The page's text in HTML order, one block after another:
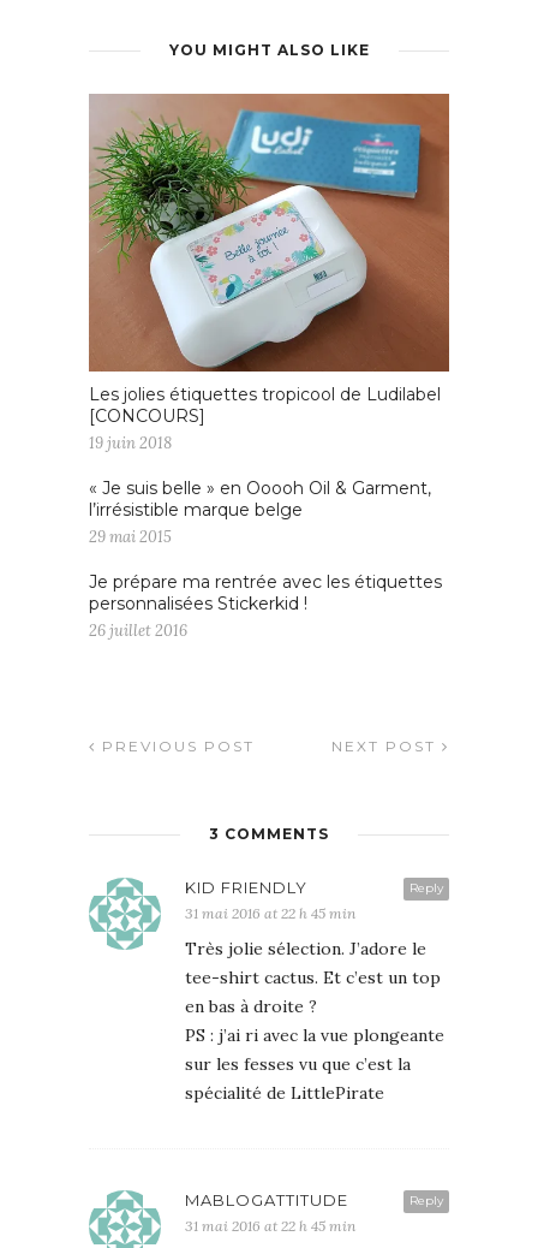
YOU MIGHT ALSO LIKE
Les jolies étiquettes tropicool de Ludilabel
[CONCOURS]
19 juin 2018
« Je suis belle » en Ooooh Oil & Garment,
l’irrésistible marque belge
29 mai 2015
Je prépare ma rentrée avec les étiquettes
personnalisées Stickerkid !
26 juillet 2016
PREVIOUS POST NEXT POST
3 COMMENTS
Reply
KID FRIENDLY
31 mai 2016 at 22 h 45 min
Très jolie sélection. J’adore le
tee-shirt cactus. Et c’est un top
en bas à droite ?
PS : j’ai ri avec la vue plongeante
sur les fesses vu que c’est la
spécialité de LittlePirate
Reply
MABLOGATTITUDE
31 mai 2016 at 22 h 45 min